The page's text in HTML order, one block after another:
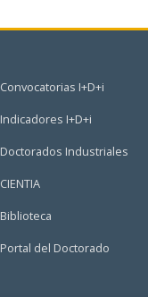
Convocatorias I+D+i
Indicadores I+D+i
Doctorados Industriales
CIENTIA
Biblioteca
Portal del Doctorado